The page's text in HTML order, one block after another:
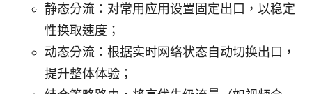
静态分流：对常用应用设置固定出口，以稳定
性换取速度；
动态分流：根据实时网络状态自动切换出口，
提升整体体验；